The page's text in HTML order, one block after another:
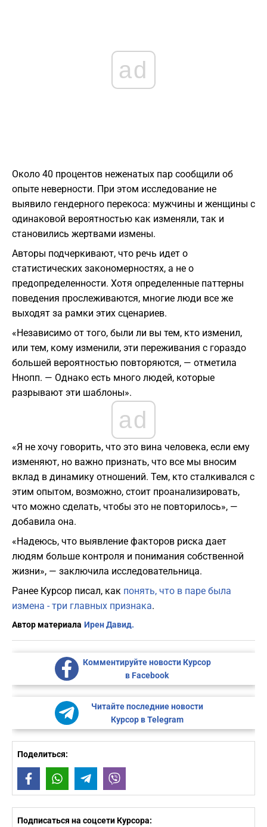
ad
Около 40 процентов неженатых пар сообщили об
опыте неверности. При этом исследование не
выявило гендерного перекоса: мужчины и женщины с
одинаковой вероятностью как изменяли, так и
становились жертвами измены.
Авторы подчеркивают, что речь идет о
статистических закономерностях, а не о
предопределенности. Хотя определенные паттерны
поведения прослеживаются, многие люди все же
выходят за рамки этих сценариев.
«Независимо от того, были ли вы тем, кто изменил,
или тем, кому изменили, эти переживания с гораздо
большей вероятностью повторяются, — отметила
Ннопп. — Однако есть много людей, которые
разрывают эти шаблоны».
ad
«Я не хочу говорить, что это вина человека, если ему
изменяют, но важно признать, что все мы вносим
вклад в динамику отношений. Тем, кто сталкивался с
этим опытом, возможно, стоит проанализировать,
что можно сделать, чтобы это не повторилось», —
добавила она.
«Надеюсь, что выявление факторов риска дает
людям больше контроля и понимания собственной
жизни», — заключила исследовательница.
Ранее Курсор писал, как понять, что в паре была
измена - три главных признака.
Автор материала Ирен Давид.
Комментируйте новости Курсор
в Facebook
Читайте последние новости
Курсор в Telegram
Поделиться:
FacebookWhatsAppTelegram
Подписаться на соцсети Курсора: